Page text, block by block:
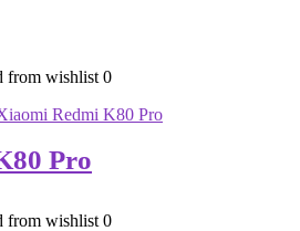
from wishlist 0
Pro
from wishlist 0